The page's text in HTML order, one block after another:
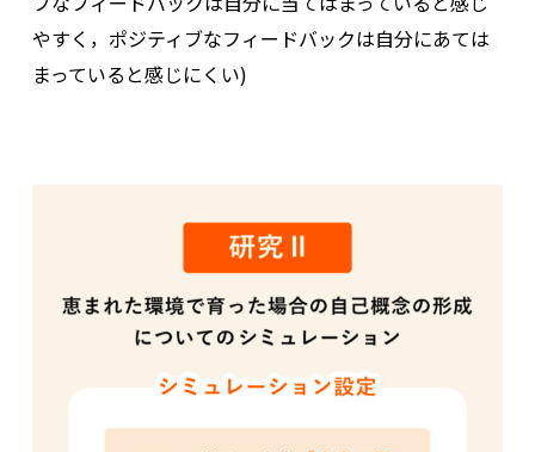
やすく，ポジティブなフィードバックは自分にあては
まっていると感じにくい)